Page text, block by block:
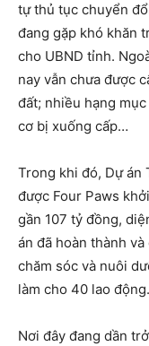
tự thủ tục chuyển
đang gặp khó khăn
cho UBND tỉnh.
nay vẫn chưa được
đất; nhiều hạng
cơ bị xuống cấp…
Trong khi đó, Dự án
được Four Paws
gần 107 tỷ đồng,
án đã hoàn thành
chăm sóc và nuôi
làm cho 40 lao động.
Nơi đây đang dần